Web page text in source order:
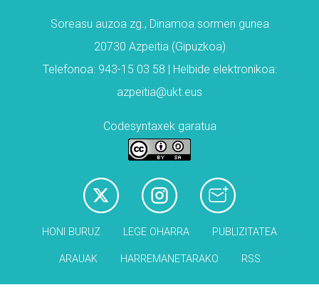
Soreasu auzoa zg., Dinamoa sormen gunea
20730 Azpeitia (Gipuzkoa)
Telefonoa: 943-15 03 58 | Helbide elektronikoa:
azpeitia@ukt.eus
Codesyntaxek garatua
HONI BURUZ LEGE OHARRA PUBLIZITATEA
ARAUAK HARREMANETARAKO RSS